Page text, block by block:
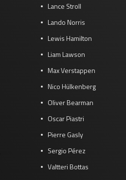
Lance Stroll
Lando Norris
Lewis Hamilton
Liam Lawson
Max Verstappen
Nico Hülkenberg
Oliver Bearman
Oscar Piastri
Pierre Gasly
Sergio Pérez
Valtteri Bottas